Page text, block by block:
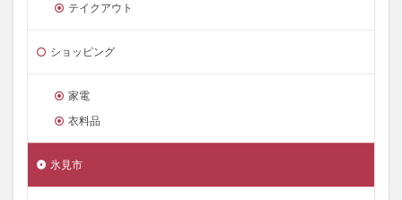
テイクアウト
ショッピング
家電
衣料品
氷見市